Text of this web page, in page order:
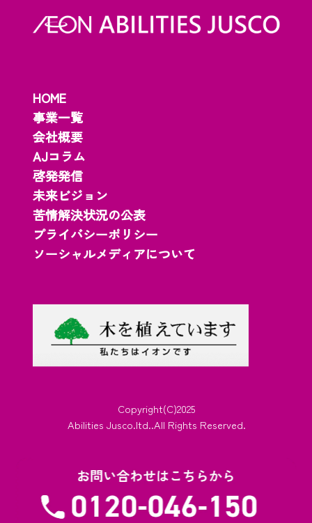
HOME
事業一覧
会社概要
AJコラム
啓発発信
未来ビジョン
苦情解決状況の公表
プライバシーポリシー
ソーシャルメディアについて
Copyright(C)2025
Abilities Jusco.ltd..All Rights Reserved.